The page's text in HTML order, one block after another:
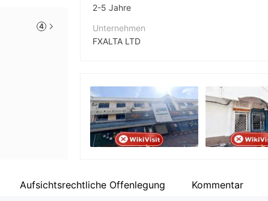
4
2-5 Jahre
Unternehmen
FXALTA LTD
Unternehmensmitarbeiter
--
Aufsichtsrechtliche Offenlegung Kommentar